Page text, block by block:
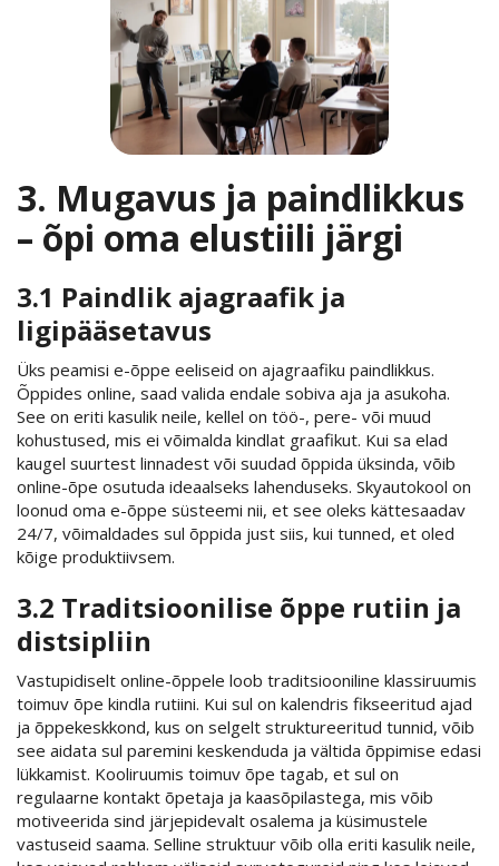
3. Mugavus ja paindlikkus
– õpi oma elustiili järgi
3.1 Paindlik ajagraafik ja
ligipääsetavus
Üks peamisi e-õppe eeliseid on ajagraafiku paindlikkus.
Õppides online, saad valida endale sobiva aja ja asukoha.
See on eriti kasulik neile, kellel on töö-, pere- või muud
kohustused, mis ei võimalda kindlat graafikut. Kui sa elad
kaugel suurtest linnadest või suudad õppida üksinda, võib
online-õpe osutuda ideaalseks lahenduseks. Skyautokool on
loonud oma e-õppe süsteemi nii, et see oleks kättesaadav
24/7, võimaldades sul õppida just siis, kui tunned, et oled
kõige produktiivsem.
3.2 Traditsioonilise õppe rutiin ja
distsipliin
Vastupidiselt online-õppele loob traditsiooniline klassiruumis
toimuv õpe kindla rutiini. Kui sul on kalendris fikseeritud ajad
ja õppekeskkond, kus on selgelt struktureeritud tunnid, võib
see aidata sul paremini keskenduda ja vältida õppimise edasi
lükkamist. Kooliruumis toimuv õpe tagab, et sul on
regulaarne kontakt õpetaja ja kaasõpilastega, mis võib
motiveerida sind järjepidevalt osalema ja küsimustele
vastuseid saama. Selline struktuur võib olla eriti kasulik neile,